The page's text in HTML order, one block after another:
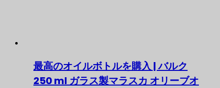
最高のオイルボトルを購入 | バルク
250 ml ガラス製マラスカ オリーブオ